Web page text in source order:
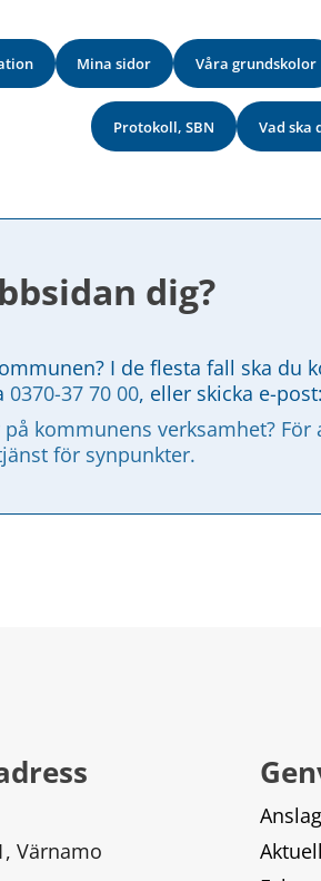
Mina sidor Våra grundskolor
Protokoll, SBN Vad ska
dig?
I de flesta fall ska du
0370-37 70 00, eller skicka e-post:
kommunens verksamhet?
för synpunkter.
Värnamo